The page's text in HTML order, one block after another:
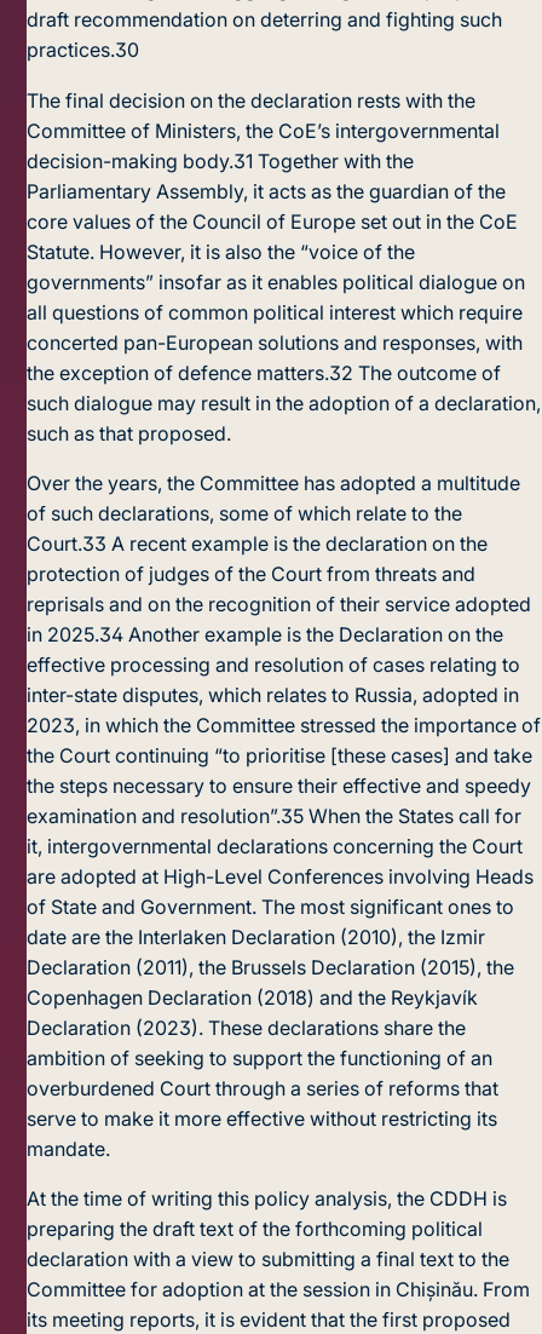
draft recommendation on deterring and fighting such
practices.30
The final decision on the declaration rests with the
Committee of Ministers, the CoE’s intergovernmental
decision-making body.31 Together with the
Parliamentary Assembly, it acts as the guardian of the
core values of the Council of Europe set out in the CoE
Statute. However, it is also the “voice of the
governments” insofar as it enables political dialogue on
all questions of common political interest which require
concerted pan-European solutions and responses, with
the exception of defence matters.32 The outcome of
such dialogue may result in the adoption of a declaration,
such as that proposed.
Over the years, the Committee has adopted a multitude
of such declarations, some of which relate to the
Court.33 A recent example is the declaration on the
protection of judges of the Court from threats and
reprisals and on the recognition of their service adopted
in 2025.34 Another example is the Declaration on the
effective processing and resolution of cases relating to
inter-state disputes, which relates to Russia, adopted in
2023, in which the Committee stressed the importance of
the Court continuing “to prioritise [these cases] and take
the steps necessary to ensure their effective and speedy
examination and resolution”.35 When the States call for
it, intergovernmental declarations concerning the Court
are adopted at High-Level Conferences involving Heads
of State and Government. The most significant ones to
date are the Interlaken Declaration (2010), the Izmir
Declaration (2011), the Brussels Declaration (2015), the
Copenhagen Declaration (2018) and the Reykjavík
Declaration (2023). These declarations share the
ambition of seeking to support the functioning of an
overburdened Court through a series of reforms that
serve to make it more effective without restricting its
mandate.
At the time of writing this policy analysis, the CDDH is
preparing the draft text of the forthcoming political
declaration with a view to submitting a final text to the
Committee for adoption at the session in Chișinău. From
its meeting reports, it is evident that the first proposed